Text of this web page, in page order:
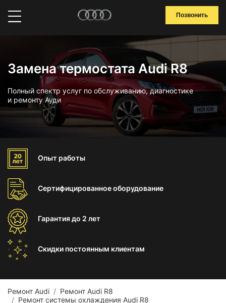
Позвонить
Замена термостата Audi R8
Полный спектр услуг по обслуживанию, диагностике
и ремонту Ауди
Опыт работы
Сертифицированноеоборудование
Гарантиядо 2 лет
Скидки постоянным клиентам
Ремонт Audi
Ремонт Audi R8
Ремонт системы охлаждения Audi R8